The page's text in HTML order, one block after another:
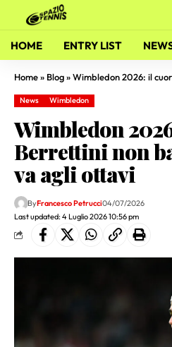
HOME ENTRY LIST
Home» Blog»Wimbledon 2026: il cuore di
News Wimbledon
Wimbledon
Berrettini non
va agli ottavi
Last updated: 4 Luglio 2026 10:56 pm
ByFrancesco Petrucci04/07/2026